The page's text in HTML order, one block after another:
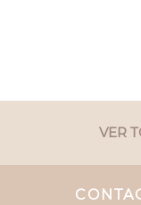
VER